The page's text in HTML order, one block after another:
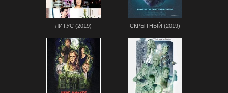
ЛИТУС (2019) СКРЫТНЫЙ (2019)